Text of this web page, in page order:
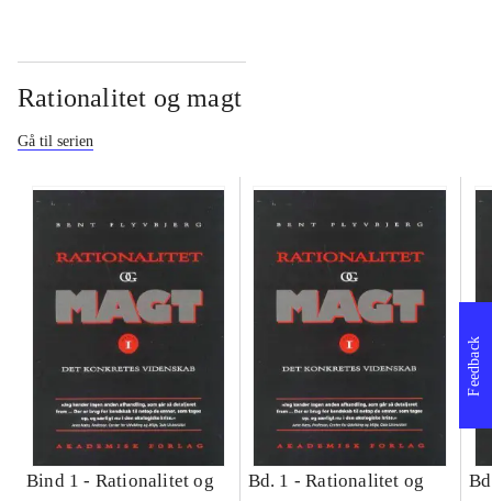
Rationalitet og magt
Gå til serien
Bind 1 - Rationalitet og
Bd. 1 -Rationalitet og
Feedback